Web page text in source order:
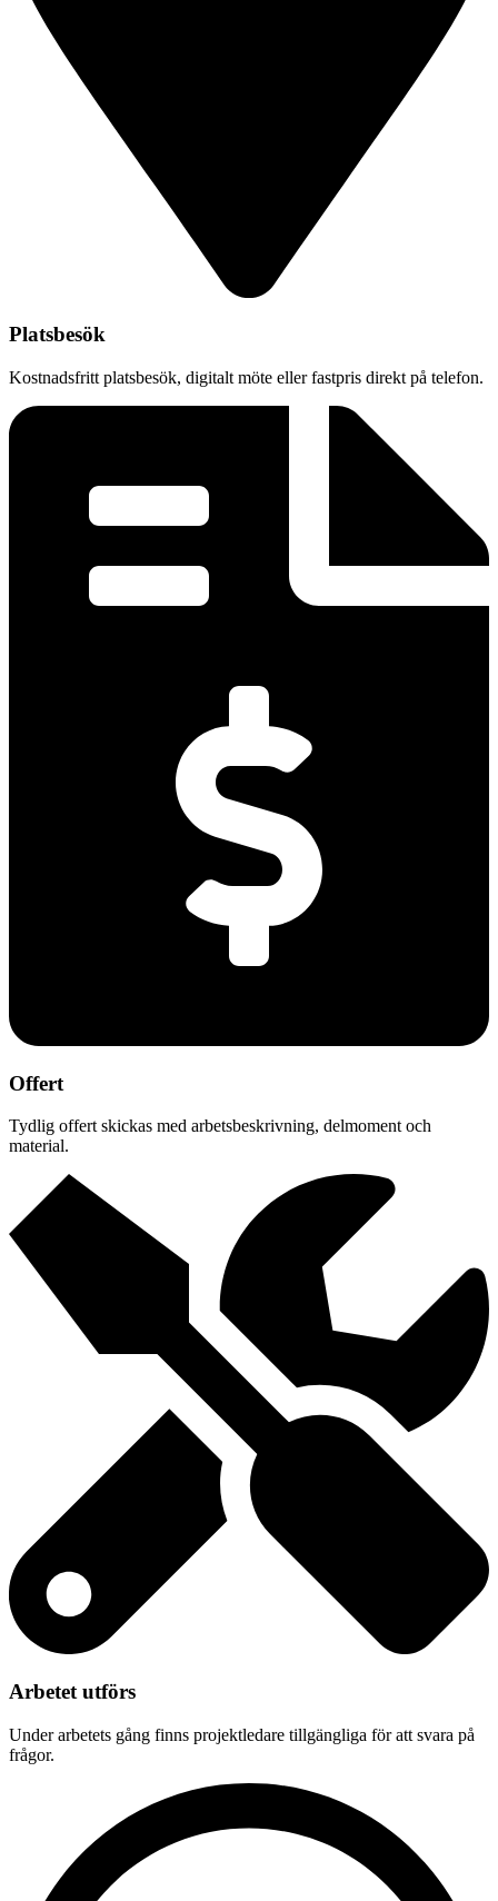
Platsbesök
Kostnadsfritt platsbesök, digitalt möte eller fastpris direkt på telefon.
Offert
Tydlig offert skickas med arbetsbeskrivning, delmoment och
material.
Arbetet utförs
Under arbetets gång finns projektledare tillgängliga för att svara på
frågor.